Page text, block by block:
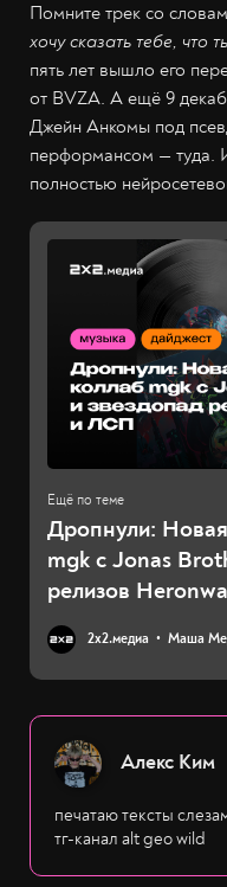
Помните трек со
хочу сказать тебе, что
пять лет вышло его
от BVZA. А ещё 9
Джейн Анкомы под
перформансом — туда.
полностью
Дропнули:
mgk с Jonas
релизов
2х2.медиа Маша
Алекс Ким
печатаю тексты
тг-канал alt geo wild